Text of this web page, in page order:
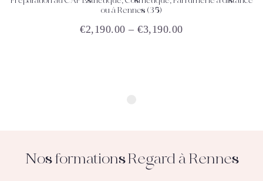
ACHETEZ DÉTAILS
ou à Rennes (35)
€2,190.00 –€3,190.00
sur
la
Nos formations Regard à Rennes